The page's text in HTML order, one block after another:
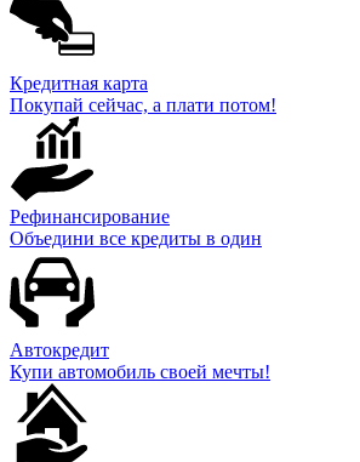
Кредитная карта
Покупай сейчас, а плати потом!
Рефинансирование
Объедини все кредиты в один
Автокредит
Купи автомобиль своей мечты!